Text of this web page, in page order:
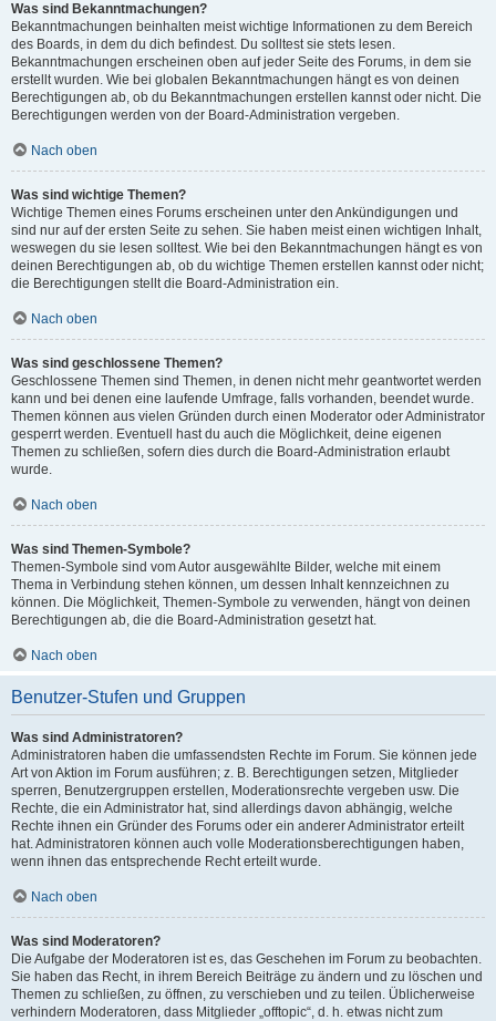
Was sind Bekanntmachungen?
Bekanntmachungen beinhalten meist wichtige Informationen zu dem Bereich
des Boards, in dem du dich befindest. Du solltest sie stets lesen.
Bekanntmachungen erscheinen oben auf jeder Seite des Forums, in dem sie
erstellt wurden. Wie bei globalen Bekanntmachungen hängt es von deinen
Berechtigungen ab, ob du Bekanntmachungen erstellen kannst oder nicht. Die
Berechtigungen werden von der Board-Administration vergeben.
Nach oben
Was sind wichtige Themen?
Wichtige Themen eines Forums erscheinen unter den Ankündigungen und
sind nur auf der ersten Seite zu sehen. Sie haben meist einen wichtigen Inhalt,
weswegen du sie lesen solltest. Wie bei den Bekanntmachungen hängt es von
deinen Berechtigungen ab, ob du wichtige Themen erstellen kannst oder nicht;
die Berechtigungen stellt die Board-Administration ein.
Nach oben
Was sind geschlossene Themen?
Geschlossene Themen sind Themen, in denen nicht mehr geantwortet werden
kann und bei denen eine laufende Umfrage, falls vorhanden, beendet wurde.
Themen können aus vielen Gründen durch einen Moderator oder Administrator
gesperrt werden. Eventuell hast du auch die Möglichkeit, deine eigenen
Themen zu schließen, sofern dies durch die Board-Administration erlaubt
wurde.
Nach oben
Was sind Themen-Symbole?
Themen-Symbole sind vom Autor ausgewählte Bilder, welche mit einem
Thema in Verbindung stehen können, um dessen Inhalt kennzeichnen zu
können. Die Möglichkeit, Themen-Symbole zu verwenden, hängt von deinen
Berechtigungen ab, die die Board-Administration gesetzt hat.
Nach oben
Benutzer-Stufen und Gruppen
Was sind Administratoren?
Administratoren haben die umfassendsten Rechte im Forum. Sie können jede
Art von Aktion im Forum ausführen; z. B. Berechtigungen setzen, Mitglieder
sperren, Benutzergruppen erstellen, Moderationsrechte vergeben usw. Die
Rechte, die ein Administrator hat, sind allerdings davon abhängig, welche
Rechte ihnen ein Gründer des Forums oder ein anderer Administrator erteilt
hat. Administratoren können auch volle Moderationsberechtigungen haben,
wenn ihnen das entsprechende Recht erteilt wurde.
Nach oben
Was sind Moderatoren?
Die Aufgabe der Moderatoren ist es, das Geschehen im Forum zu beobachten.
Sie haben das Recht, in ihrem Bereich Beiträge zu ändern und zu löschen und
Themen zu schließen, zu öffnen, zu verschieben und zu teilen. Üblicherweise
verhindern Moderatoren, dass Mitglieder „offtopic“, d. h. etwas nicht zum